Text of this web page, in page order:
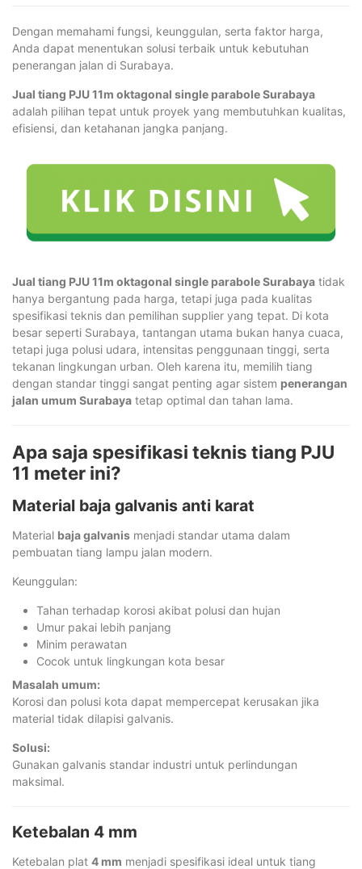
Dengan memahami fungsi, keunggulan, serta faktor harga,
Anda dapat menentukan solusi terbaik untuk kebutuhan
penerangan jalan di Surabaya.
Jual tiang PJU 11m oktagonal single parabole Surabaya
adalah pilihan tepat untuk proyek yang membutuhkan kualitas,
efisiensi, dan ketahanan jangka panjang.
Jual tiang PJU 11m oktagonal single parabole Surabaya tidak
hanya bergantung pada harga, tetapi juga pada kualitas
spesifikasi teknis dan pemilihan supplier yang tepat. Di kota
besar seperti Surabaya, tantangan utama bukan hanya cuaca,
tetapi juga polusi udara, intensitas penggunaan tinggi, serta
tekanan lingkungan urban. Oleh karena itu, memilih tiang
dengan standar tinggi sangat penting agar sistem penerangan
jalan umum Surabaya tetap optimal dan tahan lama.
Apa saja spesifikasi teknis tiang PJU
11 meter ini?
Material baja galvanis anti karat
Material baja galvanis menjadi standar utama dalam
pembuatan tiang lampu jalan modern.
Keunggulan:
Tahan terhadap korosi akibat polusi dan hujan
Umur pakai lebih panjang
Minim perawatan
Cocok untuk lingkungan kota besar
Masalah umum:
Korosi dan polusi kota dapat mempercepat kerusakan jika
material tidak dilapisi galvanis.
Solusi:
Gunakan galvanis standar industri untuk perlindungan
maksimal.
Ketebalan 4 mm
Ketebalan plat 4 mm menjadi spesifikasi ideal untuk tiang